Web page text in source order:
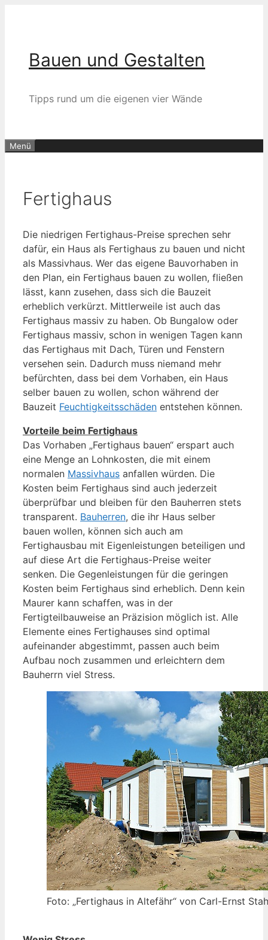
Bauen und Gestalten
Tipps rund um die eigenen vier Wände
Menü
Fertighaus
Die niedrigen Fertighaus-Preise sprechen sehr
dafür, ein Haus als Fertighaus zu bauen und nicht
als Massivhaus. Wer das eigene Bauvorhaben in
den Plan, ein Fertighaus bauen zu wollen, fließen
lässt, kann zusehen, dass sich die Bauzeit
erheblich verkürzt. Mittlerweile ist auch das
Fertighaus massiv zu haben. Ob Bungalow oder
Fertighaus massiv, schon in wenigen Tagen kann
das Fertighaus mit Dach, Türen und Fenstern
versehen sein. Dadurch muss niemand mehr
befürchten, dass bei dem Vorhaben, ein Haus
selber bauen zu wollen, schon während der
Bauzeit Feuchtigkeitsschäden entstehen können.
Vorteile beim Fertighaus
Das Vorhaben „Fertighaus bauen“ erspart auch
eine Menge an Lohnkosten, die mit einem
normalen Massivhaus anfallen würden. Die
Kosten beim Fertighaus sind auch jederzeit
überprüfbar und bleiben für den Bauherren stets
transparent. Bauherren, die ihr Haus selber
bauen wollen, können sich auch am
Fertighausbau mit Eigenleistungen beteiligen und
auf diese Art die Fertighaus-Preise weiter
senken. Die Gegenleistungen für die geringen
Kosten beim Fertighaus sind erheblich. Denn kein
Maurer kann schaffen, was in der
Fertigteilbauweise an Präzision möglich ist. Alle
Elemente eines Fertighauses sind optimal
aufeinander abgestimmt, passen auch beim
Aufbau noch zusammen und erleichtern dem
Bauherrn viel Stress.
Foto: „Fertighaus in Altefähr“ von Carl-Ernst